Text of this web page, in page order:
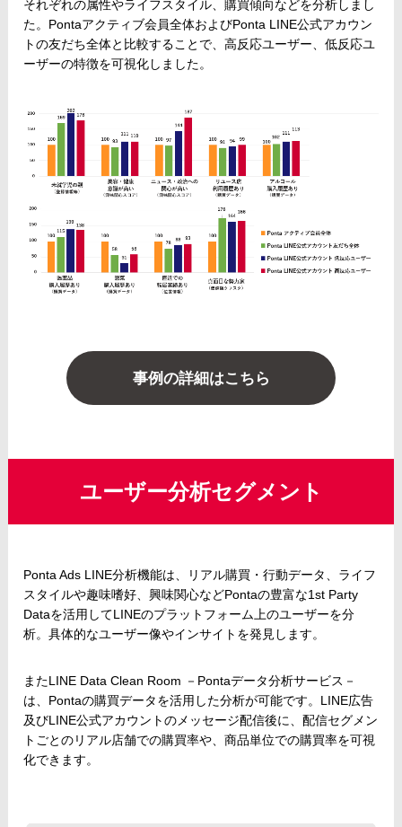
それぞれの属性やライフスタイル、購買傾向などを分析しまし
た。Pontaアクティブ会員全体およびPonta LINE公式アカウン
トの友だち全体と比較することで、高反応ユーザー、低反応ユ
ーザーの特徴を可視化しました。
事例の詳細はこちら
ユーザー分析セグメント
Ponta Ads LINE分析機能は、リアル購買・行動データ、ライフ
スタイルや趣味嗜好、興味関心などPontaの豊富な1st Party
Dataを活用してLINEのプラットフォーム上のユーザーを分
析。具体的なユーザー像やインサイトを発見します。
またLINE Data Clean Room －Pontaデータ分析サービス－
は、Pontaの購買データを活用した分析が可能です。LINE広告
及びLINE公式アカウントのメッセージ配信後に、配信セグメン
トごとのリアル店舗での購買率や、商品単位での購買率を可視
化できます。